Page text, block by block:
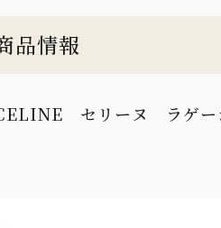
品情報
セリーヌ ラゲー